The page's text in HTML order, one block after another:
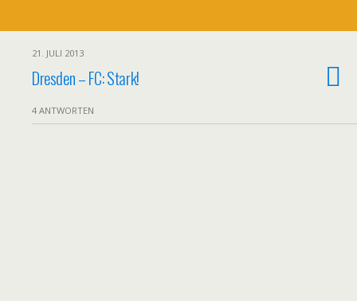
21. JULI 2013
Dresden – FC: Stark!
4 ANTWORTEN